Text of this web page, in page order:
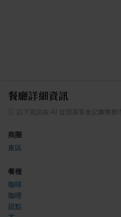
餐廳詳細資訊
ⓘ 以下資訊由 AI 從部落客食記彙整整理
商圈
東區
餐種
咖啡
咖哩
甜點